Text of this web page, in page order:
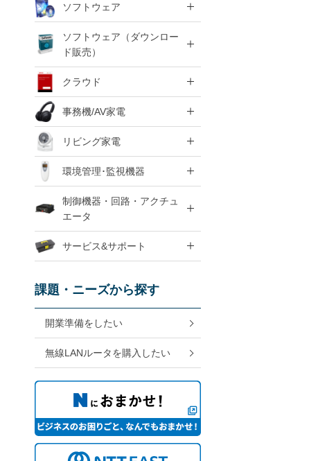
ソフトウェア
ソフトウェア（ダウンロー
ド販売）
クラウド
事務機/AV家電
リビング家電
環境管理･監視機器
制御機器・回路・アクチュ
エータ
サービス&サポート
課題・ニーズから探す
開業準備をしたい
無線LANルータを購入したい